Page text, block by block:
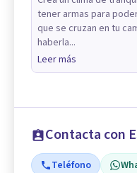
tener armas para
que se cruzan en tu
haberla...
Leer más
Contacta con
Teléfono